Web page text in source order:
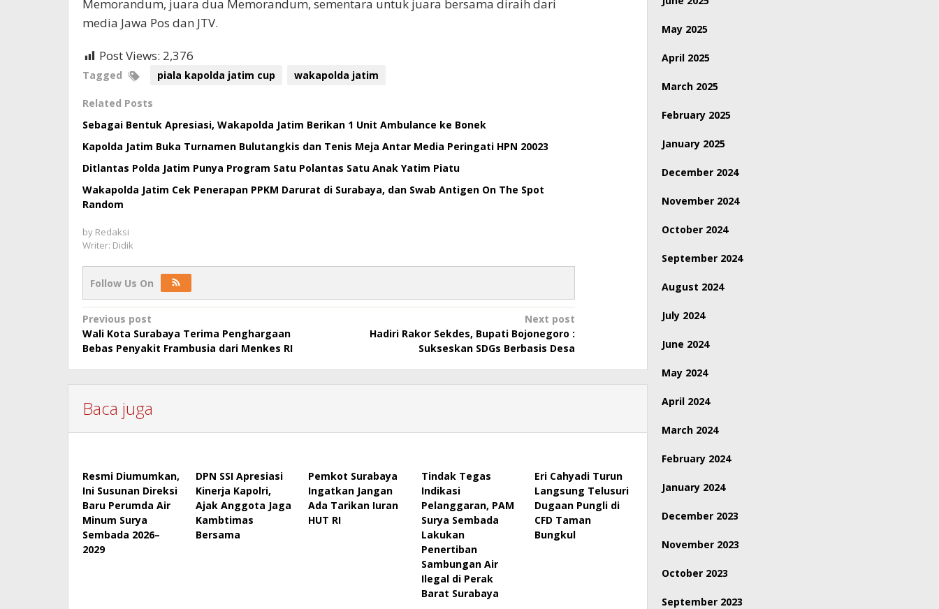
Memorandum, juara dua Memorandum, sementara untuk juara bersama diraih dari
media Jawa Pos dan JTV.
Post Views: 2,376
Tagged piala kapolda jatim cup wakapolda jatim
Related Posts
Sebagai Bentuk Apresiasi, Wakapolda Jatim Berikan 1 Unit Ambulance ke Bonek
Kapolda Jatim Buka Turnamen Bulutangkis dan Tenis Meja Antar Media Peringati HPN 20023
Ditlantas Polda Jatim Punya Program Satu Polantas Satu Anak Yatim Piatu
Wakapolda Jatim Cek Penerapan PPKM Darurat di Surabaya, dan Swab Antigen On The Spot
Random
by Redaksi
Writer: Didik
Follow Us On
Post
navigation
Previous post
Wali Kota Surabaya Terima Penghargaan
Bebas Penyakit Frambusia dari Menkes RI
Next post
Hadiri Rakor Sekdes, Bupati Bojonegoro :
Sukseskan SDGs Berbasis Desa
Baca juga
Resmi Diumumkan,
Ini Susunan Direksi
Baru Perumda Air
Minum Surya
Sembada 2026–
2029
DPN SSI Apresiasi
Kinerja Kapolri,
Ajak Anggota Jaga
Kambtimas
Bersama
Pemkot Surabaya
Ingatkan Jangan
Ada Tarikan Iuran
HUT RI
Tindak Tegas
Indikasi
Pelanggaran, PAM
Surya Sembada
Lakukan
Penertiban
Sambungan Air
Ilegal di Perak
Barat Surabaya
Eri Cahyadi Turun
Langsung Telusuri
Dugaan Pungli di
CFD Taman
Bungkul
May 2025
April 2025
March 2025
February 2025
January 2025
December 2024
November 2024
October 2024
September 2024
August 2024
July 2024
June 2024
May 2024
April 2024
March 2024
February 2024
January 2024
December 2023
November 2023
October 2023
September 2023